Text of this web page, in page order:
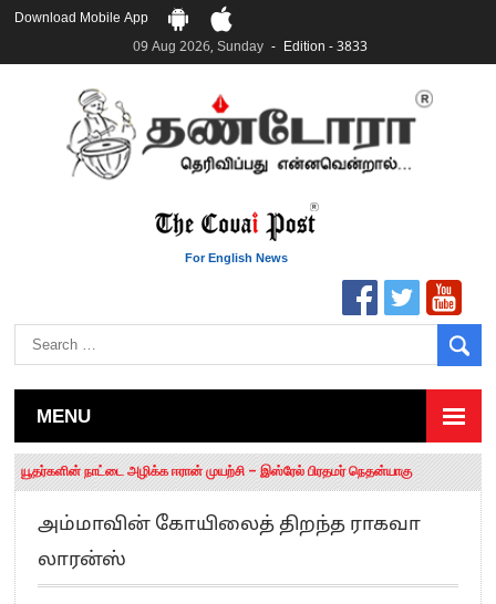
Download Mobile App
09 Aug 2026, Sunday
Edition - 3833
For English News
MENU
தமிழக சட்டப்பேரவையில் காலியிடங்கள் 6 ஆக உயர்வு
யூதர்களின் நாட்டை அழிக்க ஈரான் முயற்சி – இஸ்ரேல் பிரதமர் நெதன்யாகு
“மக்களால் நிராகரிக்கப்பட்டவர் ஸ்டாலின்!” – செங்கோட்டையன்
எங்களை நீக்குவதற்கு இபிஎஸ்க்கு அதிகாரம் இல்லை.. – சி. வி.சண்முகம்
”நீட் தேர்வை முழுமையாக ரத்து செய்ய வேண்டும்”- முதல்வர் விஜய்
அம்மாவின் கோயிலைத் திறந்த ராகவா
லாரன்ஸ்